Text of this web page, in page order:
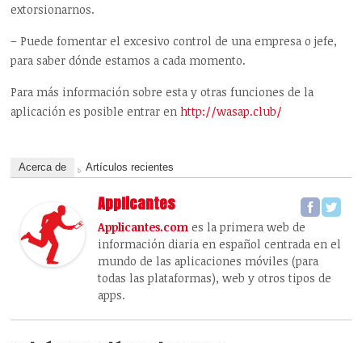
extorsionarnos.
– Puede fomentar el excesivo control de una empresa o jefe,
para saber dónde estamos a cada momento.
Para más información sobre esta y otras funciones de la
aplicación es posible entrar enhttp://wasap.club/
Acerca de Artículos recientes
Applicantes
Applicantes.com es la primera web de
información diaria en español centrada en el
mundo de las aplicaciones móviles (para
todas las plataformas), web y otros tipos de
apps.